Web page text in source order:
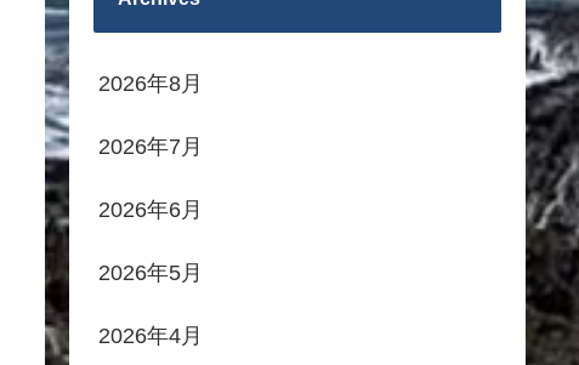
2026年8月
2026年7月
2026年6月
2026年5月
2026年4月